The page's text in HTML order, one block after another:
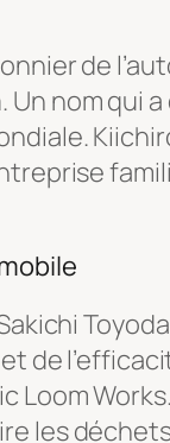
de
. Un nom qui
de
Loom
les